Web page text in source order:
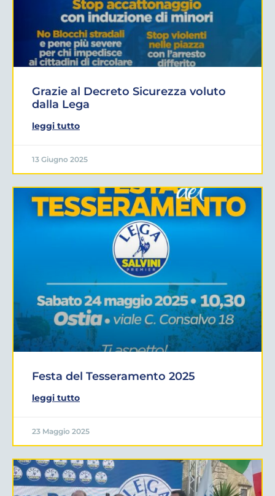
Grazie al Decreto Sicurezza voluto
dalla Lega
leggi tutto
13 Giugno 2025
Festa del Tesseramento 2025
leggi tutto
23 Maggio 2025